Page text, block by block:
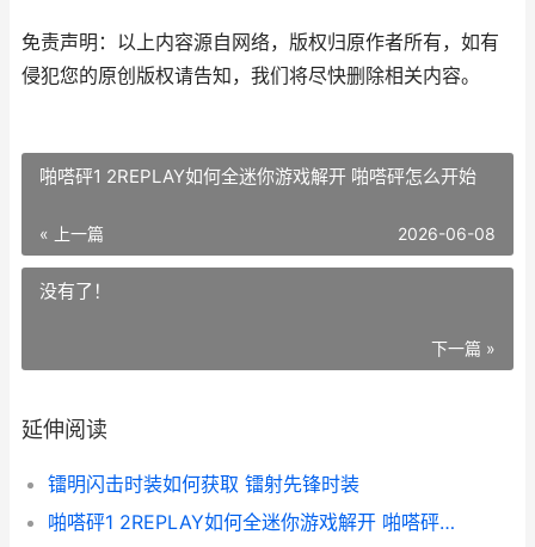
免责声明：以上内容源自网络，版权归原作者所有，如有
侵犯您的原创版权请告知，我们将尽快删除相关内容。
啪嗒砰1 2REPLAY如何全迷你游戏解开 啪嗒砰怎么开始
« 上一篇 2026-06-08
没有了！
下一篇 »
延伸阅读
镭明闪击时装如何获取 镭射先锋时装
啪嗒砰1 2REPLAY如何全迷你游戏解开 啪嗒砰怎么开始